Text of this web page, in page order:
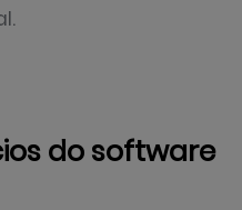
do software